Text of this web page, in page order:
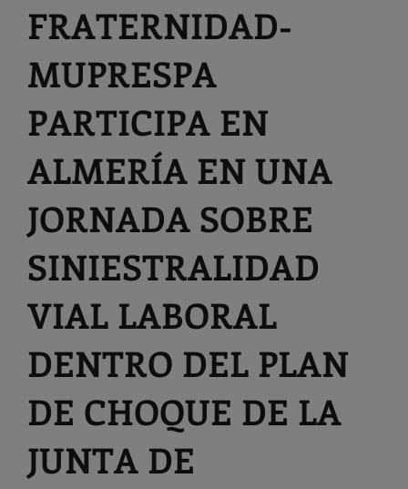
FRATERNIDAD-
MUPRESPA
PARTICIPA EN
ALMERÍA EN UNA
JORNADA SOBRE
SINIESTRALIDAD
VIAL LABORAL
DENTRO DEL PLAN
DE CHOQUE DE LA
JUNTA DE